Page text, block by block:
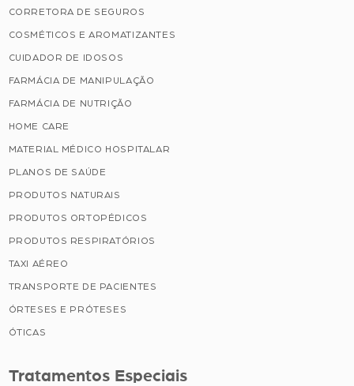
CORRETORA DE SEGUROS
COSMÉTICOS E AROMATIZANTES
CUIDADOR DE IDOSOS
FARMÁCIA DE MANIPULAÇÃO
FARMÁCIA DE NUTRIÇÃO
HOME CARE
MATERIAL MÉDICO HOSPITALAR
PLANOS DE SAÚDE
PRODUTOS NATURAIS
PRODUTOS ORTOPÉDICOS
PRODUTOS RESPIRATÓRIOS
TAXI AÉREO
TRANSPORTE DE PACIENTES
ÓRTESES E PRÓTESES
ÓTICAS
Tratamentos Especiais